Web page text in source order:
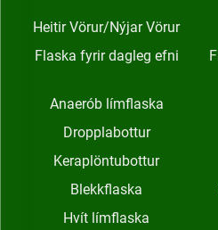
Heitir Vörur/Nýjar Vörur
Flaska fyrir dagleg efni
Anaerób límflaska
Dropplabottur
Keraplöntubottur
Blekkflaska
Hvít límflaska